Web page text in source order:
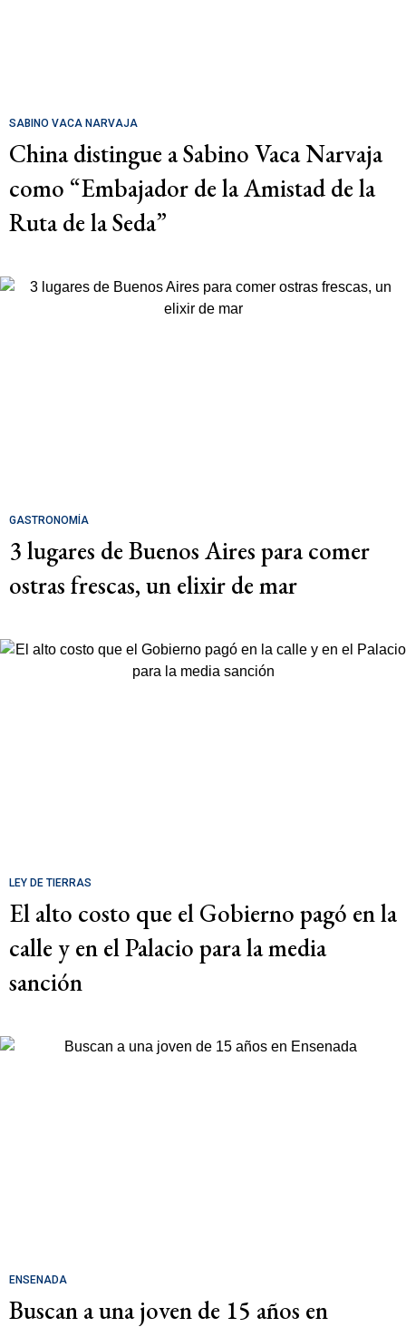
SABINO VACA NARVAJA
China distingue a Sabino Vaca Narvaja
como “Embajador de la Amistad de la
Ruta de la Seda”
GASTRONOMÍA
3 lugares de Buenos Aires para comer
ostras frescas, un elixir de mar
LEY DE TIERRAS
El alto costo que el Gobierno pagó en la
calle y en el Palacio para la media
sanción
ENSENADA
Buscan a una joven de 15 años en